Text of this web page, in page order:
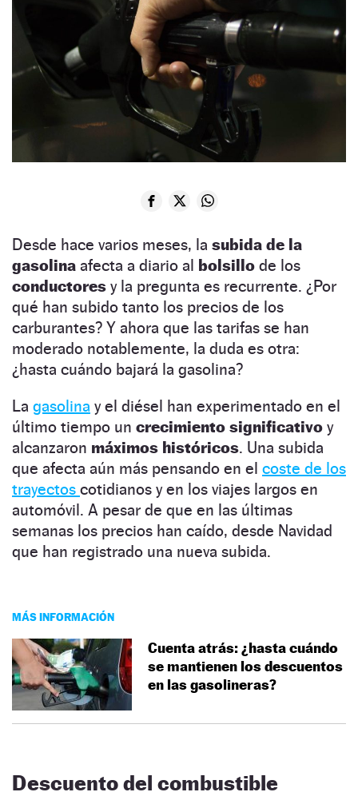
Desde hace varios meses, la subida de la
gasolina afecta a diario al bolsillo de los
conductores y la pregunta es recurrente. ¿Por
qué han subido tanto los precios de los
carburantes? Y ahora que las tarifas se han
moderado notablemente, la duda es otra:
¿hasta cuándo bajará la gasolina?
La gasolina y el diésel han experimentado en el
último tiempo un crecimiento significativo y
alcanzaron máximos históricos. Una subida
que afecta aún más pensando en el coste de los
trayectos cotidianos y en los viajes largos en
automóvil. A pesar de que en las últimas
semanas los precios han caído, desde Navidad
que han registrado una nueva subida.
MÁS INFORMACIÓN
Cuenta atrás: ¿hasta cuándo
se mantienen los descuentos
en las gasolineras?
Descuento del combustible